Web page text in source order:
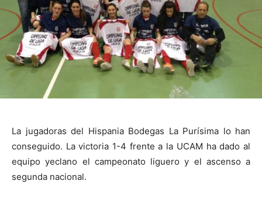
La jugadoras del Hispania Bodegas La Purísima lo han
conseguido. La victoria 1-4 frente a la UCAM ha dado al
equipo yeclano el campeonato liguero y el ascenso a
segunda nacional.